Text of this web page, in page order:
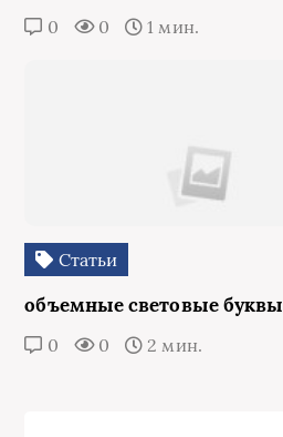
0 0 1 мин.
Статьи
объемные световые буквы
0 0 2 мин.